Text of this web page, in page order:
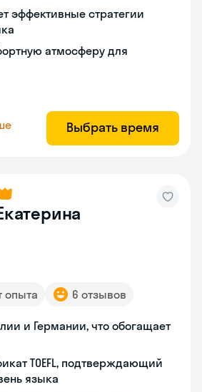
эффективные стратегии
атмосферу для
Выбрать время
опыта 6 отзывов
и Германии, что обогащает
TOEFL, подтверждающий
языка